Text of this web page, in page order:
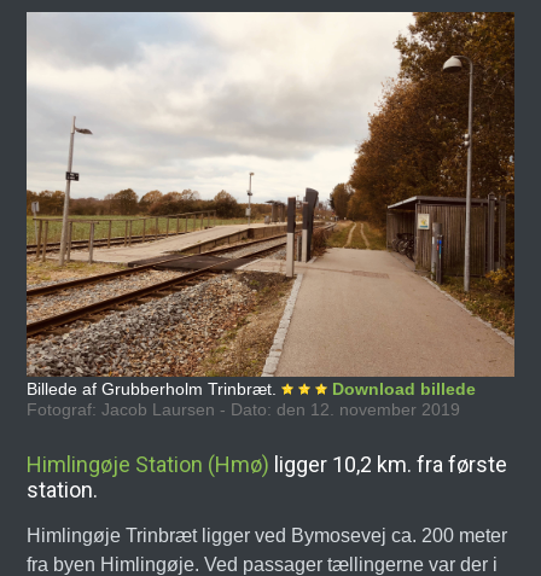
Billede af Grubberholm Trinbræt.
Download billede
Fotograf: Jacob Laursen - Dato: den 12. november 2019
Himlingøje Station (Hmø) ligger 10,2 km. fra første
station.
Himlingøje Trinbræt ligger ved Bymosevej ca. 200 meter
fra byen Himlingøje. Ved passager tællingerne var der i